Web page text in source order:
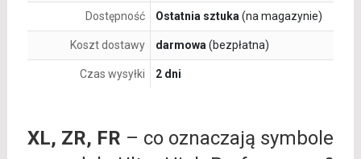
Dostępność Ostatnia sztuka (na magazynie)
Koszt dostawy darmowa (bezpłatna)
Czas wysyłki 2 dni
XL, ZR, FR – co oznaczają symbole